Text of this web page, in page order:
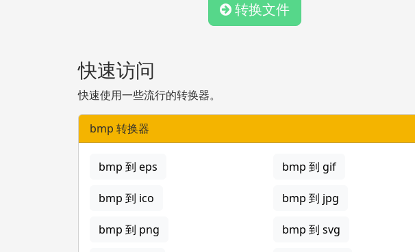
转换文件
快速访问
快速使用一些流行的转换器。
bmp 转换器
bmp 到 eps bmp 到 gif
bmp 到 ico bmp 到 jpg
bmp 到 png bmp 到 svg